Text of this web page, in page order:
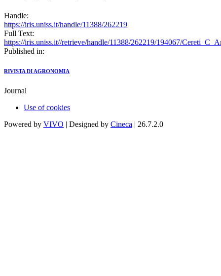
Handle:
https://iris.uniss.it/handle/11388/262219
Full Text:
https://iris.uniss.it//retrieve/handle/11388/262219/194067/
Published in:
RIVISTA DI AGRONOMIA
Journal
Use of cookies
Powered by VIVO | Designed by Cineca | 26.7.2.0